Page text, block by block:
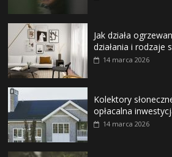
Jak działa
działania i rodzaje
14 marca 2026
Kolektory
opłacalna
14 marca 2026